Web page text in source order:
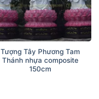
Tượng Tây Phương Tam
Thánh nhựa composite
150cm